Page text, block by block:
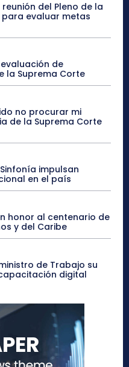
del Pleno de la
evaluar metas
de
la Suprema Corte
no procurar mi
de la Suprema Corte
impulsan
en el país
honor al centenario de
y del Caribe
de Trabajo su
digital